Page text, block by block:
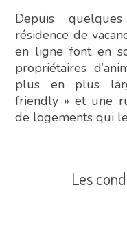
Depuis
résidence de
en ligne font en
propriétaires
plus en plus
friendly » et une
de logements qui
Les